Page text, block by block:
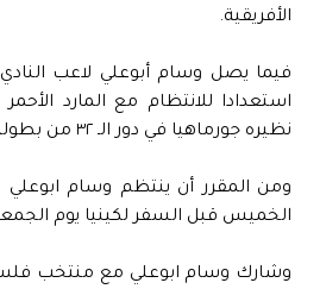
الأفريقية.
فيما يصل وسام أبوعلي لاعب النادي
استعدادا للانتظام مع المارد
نظيره جورماهيا في دور الـ ٣٢ من بطولة دوري أبطال إفريقيا.
ومن المقرر أن ينتظم وسام ابوعلي
الخميس قبل السفر لكينيا يوم
وشارك وسام ابوعلي مع منتخب